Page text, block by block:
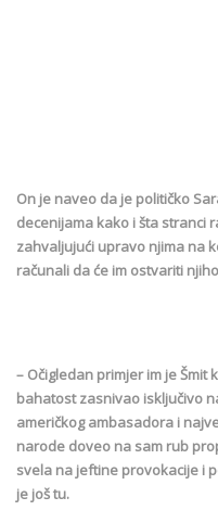
On je naveo da je političko
decenijama kako i šta stranci
zahvaljujući upravo njima na
računali da će im ostvariti
– Očigledan primjer im je
bahatost zasnivao isključivo
američkog ambasadora i
narode doveo na sam rub
svela na jeftine provokacije i
je još tu.